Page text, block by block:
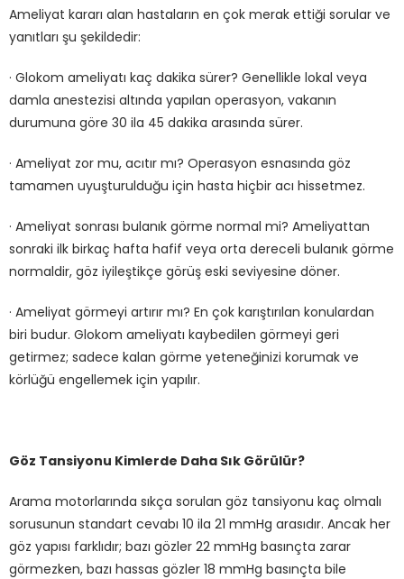
Ameliyat kararı alan hastaların en çok merak ettiği sorular ve
yanıtları şu şekildedir:
· Glokom ameliyatı kaç dakika sürer? Genellikle lokal veya
damla anestezisi altında yapılan operasyon, vakanın
durumuna göre 30 ila 45 dakika arasında sürer.
· Ameliyat zor mu, acıtır mı? Operasyon esnasında göz
tamamen uyuşturulduğu için hasta hiçbir acı hissetmez.
· Ameliyat sonrası bulanık görme normal mi? Ameliyattan
sonraki ilk birkaç hafta hafif veya orta dereceli bulanık görme
normaldir, göz iyileştikçe görüş eski seviyesine döner.
· Ameliyat görmeyi artırır mı? En çok karıştırılan konulardan
biri budur. Glokom ameliyatı kaybedilen görmeyi geri
getirmez; sadece kalan görme yeteneğinizi korumak ve
körlüğü engellemek için yapılır.
Göz Tansiyonu Kimlerde Daha Sık Görülür?
Arama motorlarında sıkça sorulan göz tansiyonu kaç olmalı
sorusunun standart cevabı 10 ila 21 mmHg arasıdır. Ancak her
göz yapısı farklıdır; bazı gözler 22 mmHg basınçta zarar
görmezken, bazı hassas gözler 18 mmHg basınçta bile